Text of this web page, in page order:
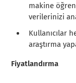
makine
verilerinizi
Kullanıcılar
araştırma
Fiyatlandırma